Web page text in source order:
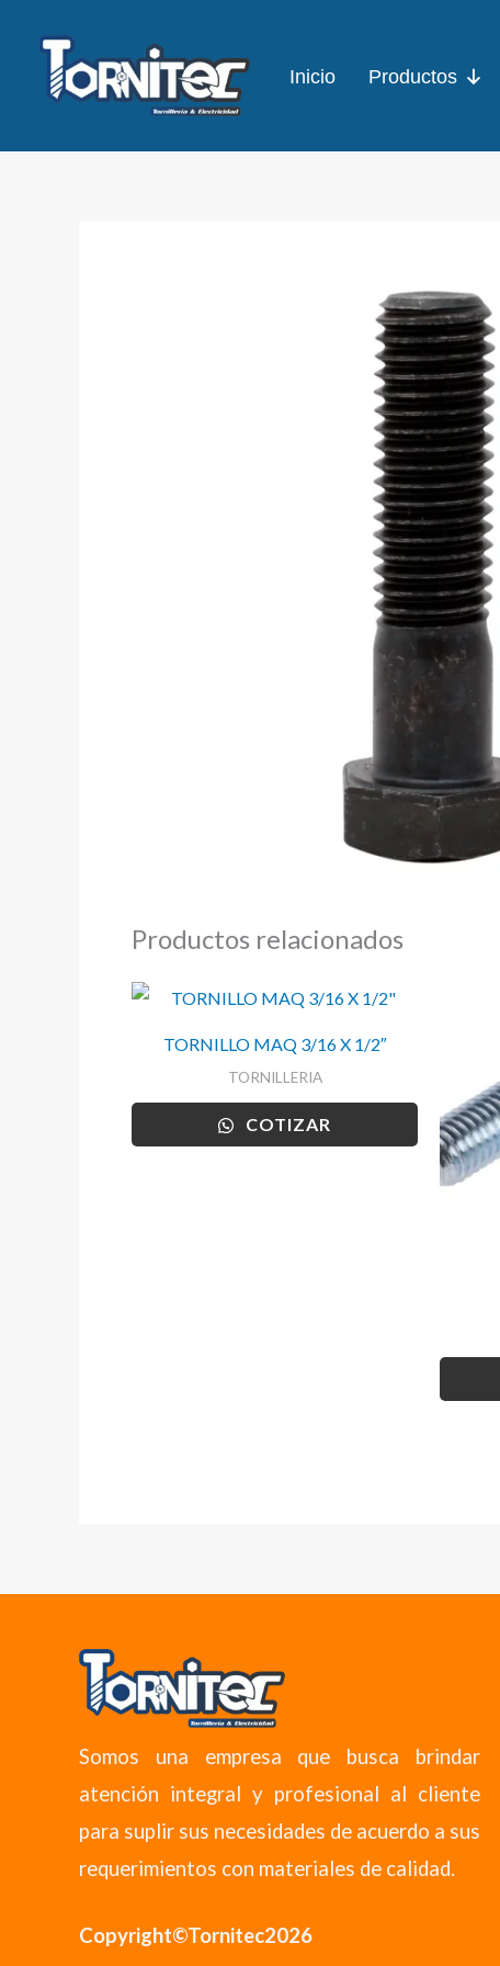
contenido
Inicio Productos
Productos relacionados
TORNILLO MAQ 3/16 X 1/2″
TORNILLERIA
COTIZAR
Somos una empresa que busca brindar
atención integral y profesional al cliente
para suplir sus necesidades de acuerdo a sus
requerimientos con materiales de calidad.
Copyright©Tornitec2026